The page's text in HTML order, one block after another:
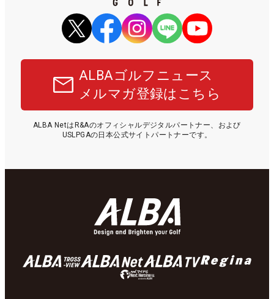
ALBAゴルフニュース
メルマガ登録はこちら
ALBA NetはR&Aのオフィシャルデジタルパートナー、および
USLPGAの日本公式サイトパートナーです。